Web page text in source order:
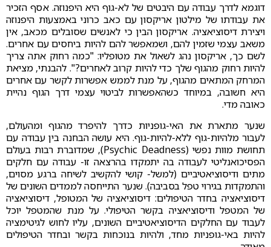
דוגמא לדרך עבודה עם היבטים של לא-גוף היא היפנוזה. אסף הזכיר
את עבודתו של מילטון אריקסון עם כאב כרוני באמצעות היפנוזה
ויצירת דיסוציאציה. אריקסון הבין כי לאנשים שסובלים מכאב, אין
משאב עצמי שזמין להם, ושמאפשר להם להיות ביחסים עם אחרים.
לשם כך, אריקסון נהג לשאול את מטופליו: "כמה רחוק אתה צריך
להיות רחוק מהגוף שלך כדי להיות קרוב לאחרים?". להבנתי, מציאת
המרחק המתאים מהגוף, על מנת לממש אפשרות לקשר עם אחרים
היא חשובה, במיוחד כשהאפשרות לביטוי עצמי דרך הגוף נהיית
כאובה מדי.
שנער מתארת את האי-גופניות כדרך להיפרד מהגוף ומהעולם,
לעבור מלהיות-גוף ללא-להיות-גוף. היא עושה הבחנה בין עבודה עם
תחושת מוות נפשי (Psychic Deadness), שמדוברת רבות בעולם
הפסיכואנליטי לעבודה בה יתמקדו בהרצאה זו- עבודה עם חלקים
מתים ודיסוציאטיביים (למשל- קושי להקשיב לשיחה ברגע מסוים,
והתמקדות בגירוי טפל בסביבה). שנער התייחסה לממדים השונים של
דיסוציאציה בחדר הטיפולים: דיסוציאציה של המטופל, דיסוציאציה
של המטפל ודיסוציאציה בקשר הטיפולי. על מנת שהמטפל יוכל
לעבוד עם החלקים הדיסוציאטיביים השונים, עליו לחוש לגיטימציה
להיות באי-גופניות מחד, ולהיות בנוכחות בקשר ובחדר הטיפולים